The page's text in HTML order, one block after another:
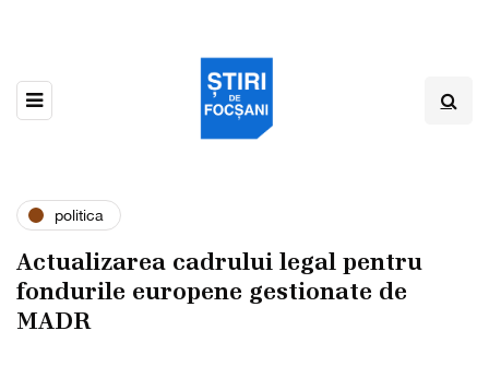
politica
Actualizarea cadrului legal pentru
fondurile europene gestionate de
MADR